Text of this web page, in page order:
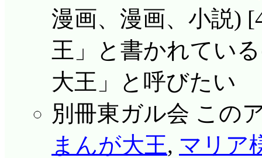
漫画、漫画、小説)
王」と書かれてい
大王」と呼びたい
別冊東ガル会 この
まんが大王, マリア